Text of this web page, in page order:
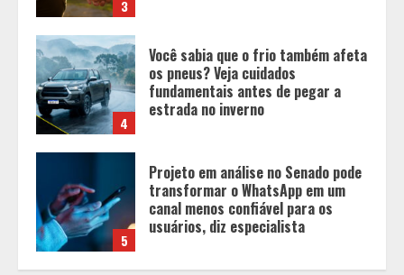
4
5
Projeto em análise no Senado pode
transformar o WhatsApp em um
canal menos confiável para os
usuários, diz especialista
1
Entrada na escolinha não significa
o fim da amamentação: 6 dicas
para manter o aleitamento nessa
fase